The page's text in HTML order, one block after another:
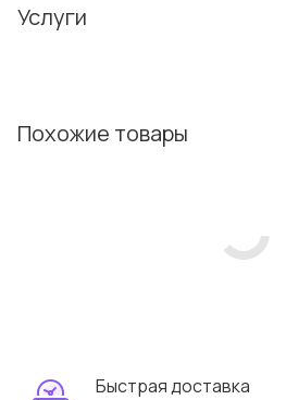
Услуги
Похожие товары
Быстрая доставка